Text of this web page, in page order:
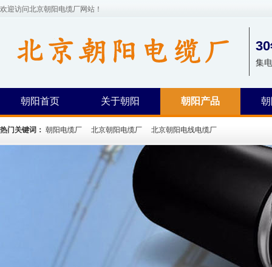
欢迎访问北京朝阳电缆厂网站！
集
朝阳首页 关于朝阳 朝阳产品
热门关键词： 朝阳电缆厂 北京朝阳电缆厂 北京朝阳电线电缆厂